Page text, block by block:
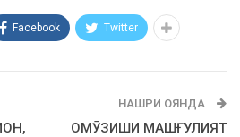
Facebook Twitter
НАШРИ ОЯНДА
ОМӮЗИШИ МАШҒУЛИЯТ